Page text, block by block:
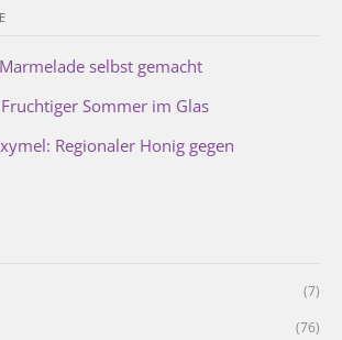
selbst gemacht
Sommer im Glas
Regionaler Honig gegen
(7)
(76)